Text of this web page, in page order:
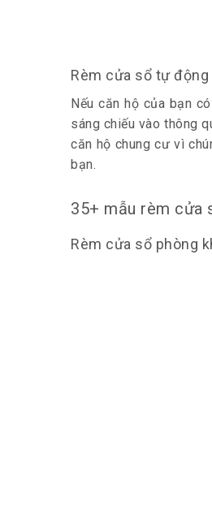
Rèm cửa sổ tự
Nếu căn hộ của bạn
sáng chiếu vào thông
căn hộ chung cư vì
bạn.
35+ mẫu rèm cửa
Rèm cửa sổ phòng